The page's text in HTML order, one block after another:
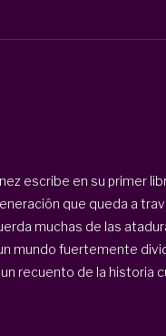
escribe en su primer
que queda a
muchas de las
mundo fuertemente
recuento de la historia